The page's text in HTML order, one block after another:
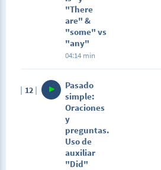
"There
are" &
"some" vs
"any"
04:14 min
12
Pasado
simple:
Oraciones
y
preguntas.
Uso de
auxiliar
"Did"